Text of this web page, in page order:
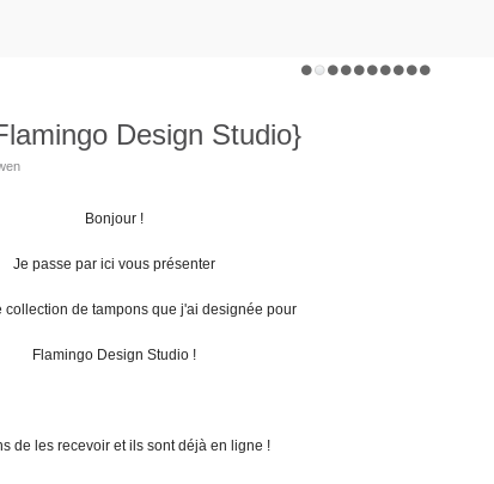
Design Studio}
Bonjour !
Je passe par ici vous présenter
collection de tampons que j'ai designée pour
Flamingo Design Studio !
de les recevoir et ils sont déjà en ligne !